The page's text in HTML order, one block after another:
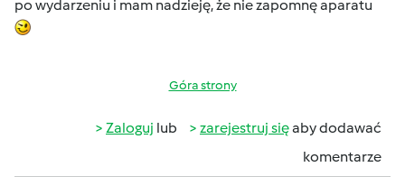
po wydarzeniu i mam nadzieję, że nie zapomnę aparatu
Góra strony
Zaloguj lub zarejestruj sięaby dodawać
komentarze